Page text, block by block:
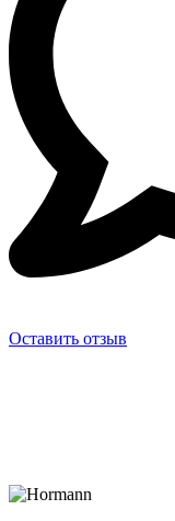
Оставить отзыв